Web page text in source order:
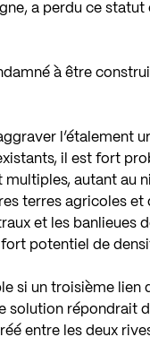
a perdu ce statut
à être
l’étalement
il est fort
multiples, autant au
terres agricoles et
et les banlieues
potentiel de
si un troisième lien
solution répondrait
entre les deux